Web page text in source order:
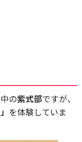
の紫式部ですが、
を体験していま